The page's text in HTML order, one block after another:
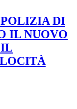
POLIZIA DI
IL NUOVO
IL